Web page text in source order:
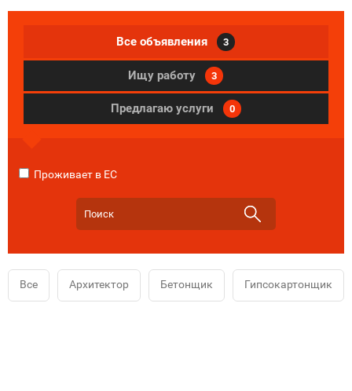
Все объявления 3
Ищу работу 3
Предлагаю услуги 0
Проживает в ЕС
Все Архитектор Бетонщик Гипсокартонщик